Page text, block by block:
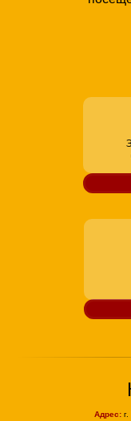
Адрес: